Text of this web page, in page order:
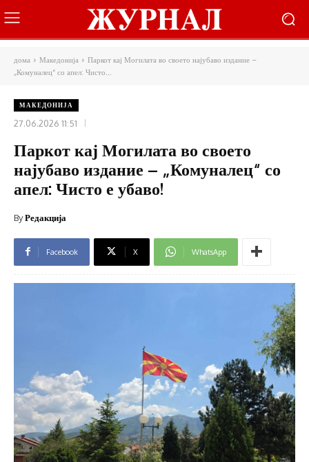
дома Македонија
Паркот кај Могилата во своето најубаво издание –
„Комуналец“ со апел: Чисто...
МАКЕДОНИЈА
27.06.2026 11:51
Паркот кај Могилата во своето
најубаво издание – „Комуналец“ со
апел: Чисто е убаво!
ByРедакција
Facebook X WhatsApp